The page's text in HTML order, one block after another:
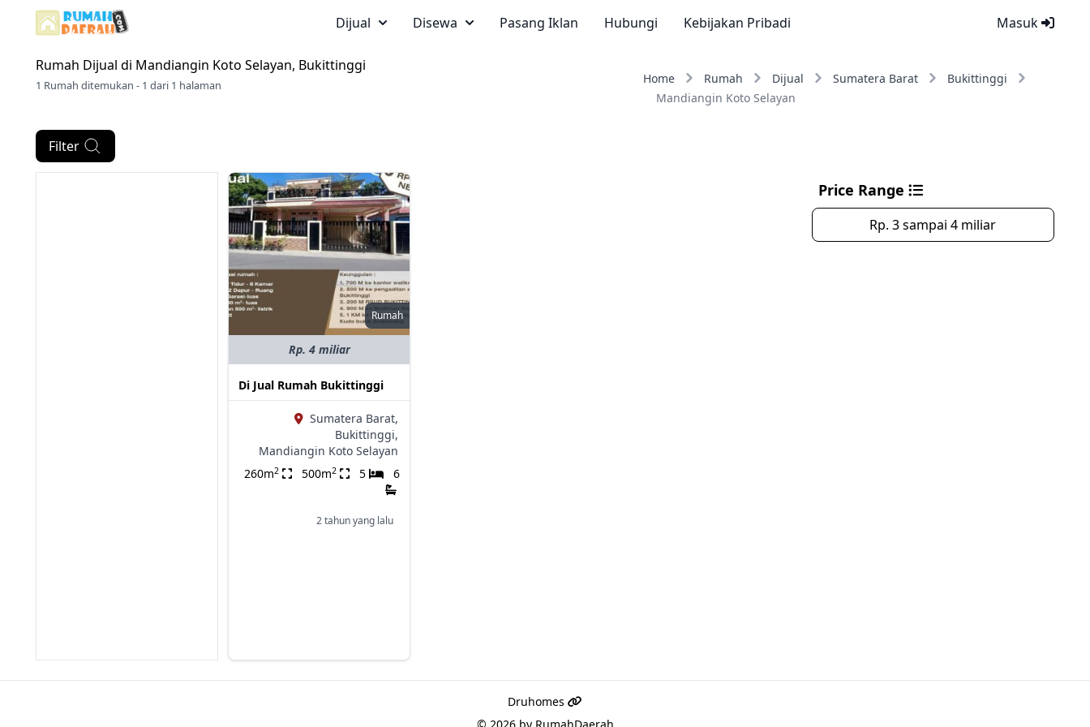
Masuk
Dijual Disewa Pasang Iklan Hubungi Kebijakan Pribadi
Rumah Dijual di Mandiangin Koto Selayan, Bukittinggi
1 Rumah ditemukan - 1 dari 1 halaman Home Rumah Dijual Sumatera Barat
Bukittinggi
Mandiangin Koto Selayan
Filter
Rumah
Rp. 4 miliar
Di Jual Rumah Bukittinggi
Sumatera Barat,
Bukittinggi,
Mandiangin Koto Selayan
260m2 500m2 5 6
2 tahun yang lalu
Price Range
Rp. 3 sampai 4 miliar
Druhomes